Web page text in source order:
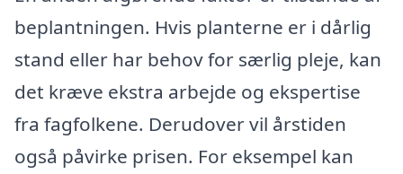
beplantningen. Hvis planterne er i dårlig
stand eller har behov for særlig pleje, kan
det kræve ekstra arbejde og ekspertise
fra fagfolkene. Derudover vil årstiden
også påvirke prisen. For eksempel kan